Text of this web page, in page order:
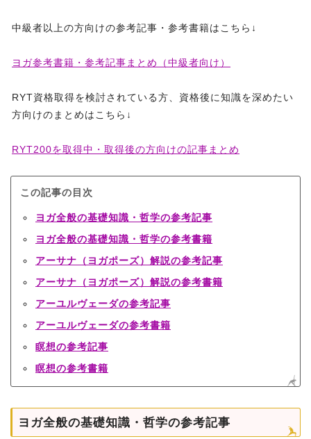
中級者以上の方向けの参考記事・参考書籍はこちら↓
ヨガ参考書籍・参考記事まとめ（中級者向け）
RYT資格取得を検討されている方、資格後に知識を深めたい
方向けのまとめはこちら↓
RYT200を取得中・取得後の方向けの記事まとめ
この記事の目次
ヨガ全般の基礎知識・哲学の参考記事
ヨガ全般の基礎知識・哲学の参考書籍
アーサナ（ヨガポーズ）解説の参考記事
アーサナ（ヨガポーズ）解説の参考書籍
アーユルヴェーダの参考記事
アーユルヴェーダの参考書籍
瞑想の参考記事
瞑想の参考書籍
ヨガ全般の基礎知識・哲学の参考記事